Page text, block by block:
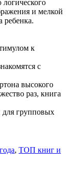
и мелкой
ребенка.
к
с
высокого
раз, книга
для групповых
, ТОП книг и